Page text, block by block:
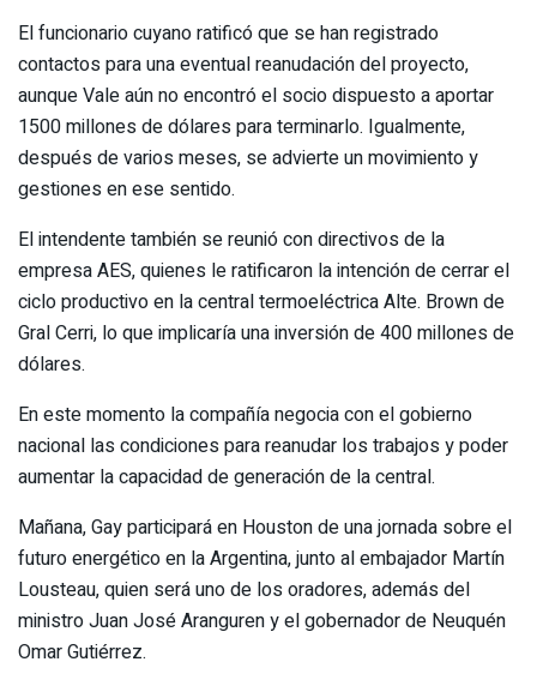
El funcionario cuyano ratificó que se han registrado
contactos para una eventual reanudación del proyecto,
aunque Vale aún no encontró el socio dispuesto a aportar
1500 millones de dólares para terminarlo. Igualmente,
después de varios meses, se advierte un movimiento y
gestiones en ese sentido.
El intendente también se reunió con directivos de la
empresa AES, quienes le ratificaron la intención de cerrar el
ciclo productivo en la central termoeléctrica Alte. Brown de
Gral Cerri, lo que implicaría una inversión de 400 millones de
dólares.
En este momento la compañía negocia con el gobierno
nacional las condiciones para reanudar los trabajos y poder
aumentar la capacidad de generación de la central.
Mañana, Gay participará en Houston de una jornada sobre el
futuro energético en la Argentina, junto al embajador Martín
Lousteau, quien será uno de los oradores, además del
ministro Juan José Aranguren y el gobernador de Neuquén
Omar Gutiérrez.